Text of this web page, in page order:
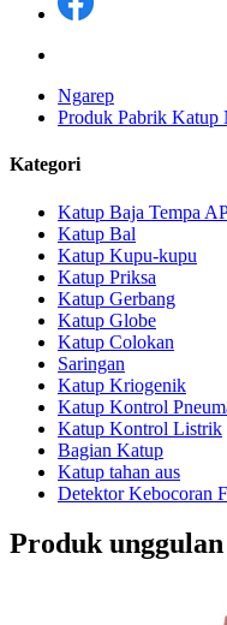
Ngarep
Produk Pabrik Katup
Kategori
Katup Baja Tempa
Katup Bal
Katup Kupu-kupu
Katup Priksa
Katup Gerbang
Katup Globe
Katup Colokan
Saringan
Katup Kriogenik
Katup Kontrol
Katup Kontrol Listrik
Bagian Katup
Katup tahan aus
Detektor Kebocoran
Produk unggulan